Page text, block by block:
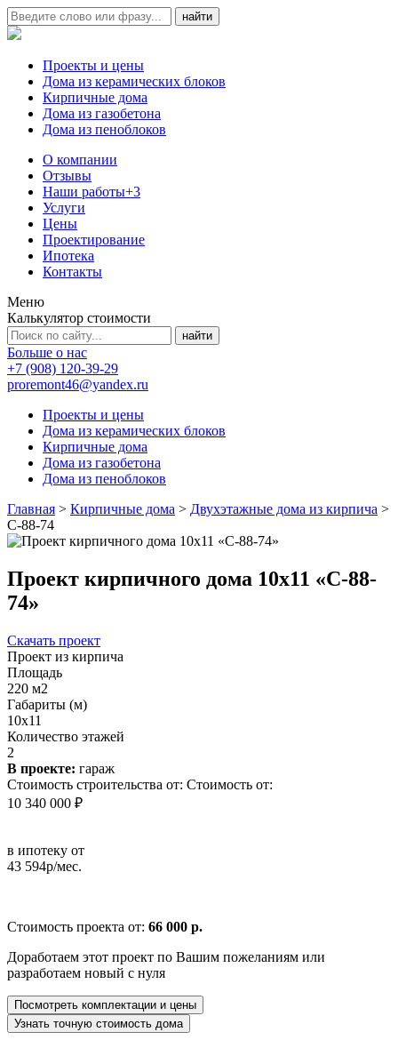
Проекты и цены
Дома из керамических блоков
Кирпичные дома
Дома из газобетона
Дома из пеноблоков
О компании
Отзывы
Наши работы+3
Услуги
Цены
Проектирование
Ипотека
Контакты
Меню
Калькулятор стоимости
Больше о нас
+7 (908) 120-39-29
proremont46@yandex.ru
Проекты и цены
Дома из керамических блоков
Кирпичные дома
Дома из газобетона
Дома из пеноблоков
Главная > Кирпичные дома > Двухэтажные дома из кирпича >
С-88-74
Проект кирпичного дома 10х11 «С-88-
74»
Скачать проект
Проект из кирпича
Площадь
220 м2
Габариты (м)
10x11
Количество этажей
2
В проекте: гараж
Стоимость строительства от: Стоимость от:
10 340 000 ₽
в ипотеку от
43 594р/мес.
Стоимость проекта от: 66 000 р.
Доработаем этот проект по Вашим пожеланиям или
разработаем новый с нуля
Посмотреть комплектации и цены
Узнать точную стоимость дома